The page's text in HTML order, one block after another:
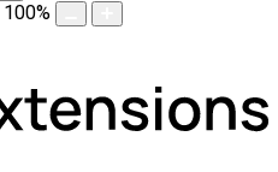
100%